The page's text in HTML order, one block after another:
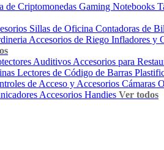
de Criptomonedas Gaming Notebooks
Sillas de Oficina Contadoras de
Accesorios de Riego Infladores y
Auditivos Accesorios para
Lectores de Código de Barras
de Acceso y Accesorios Cámaras
Accesorios Handies Ver todos